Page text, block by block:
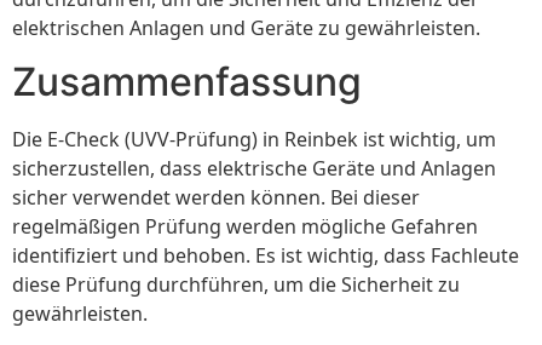
elektrischen Anlagen und Geräte zu gewährleisten.
Zusammenfassung
Die E-Check (UVV-Prüfung) in Reinbek ist wichtig, um
sicherzustellen, dass elektrische Geräte und Anlagen
sicher verwendet werden können. Bei dieser
regelmäßigen Prüfung werden mögliche Gefahren
identifiziert und behoben. Es ist wichtig, dass Fachleute
diese Prüfung durchführen, um die Sicherheit zu
gewährleisten.